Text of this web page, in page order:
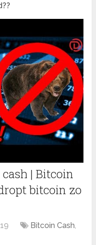
| Bitcoin
bitcoin zo
Bitcoin Cash,